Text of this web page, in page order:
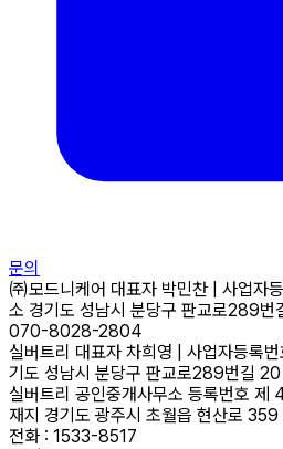
문의
㈜모드니케어 대표자 박민찬 사업자
소 경기도 성남시 분당구 판교로289
070-8028-2804
실버트리 대표자 차희영 사업자등록번
기도 성남시 분당구 판교로289번길
실버트리 공인중개사무소 등록번호 제
재지 경기도 광주시 초월읍 현산로 359
전화 : 1533-8517